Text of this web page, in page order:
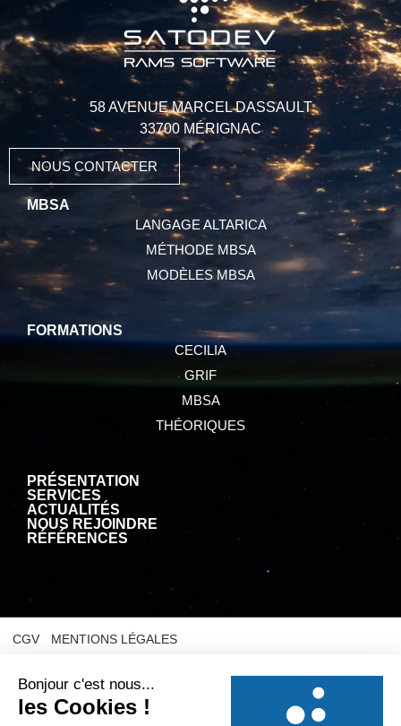
MBSA
LANGAGE ALTARICA
MÉTHODE MBSA
MODÈLES MBSA
58 AVENUE MARCEL DASSAULT
33700 MÉRIGNAC
NOUS CONTACTER
FORMATIONS
CECILIA
GRIF
MBSA
THÉORIQUES
PRÉSENTATION
SERVICES
ACTUALITÉS
NOUS REJOINDRE
RÉFÉRENCES
CGV
MENTIONS LÉGALES
POLITIQUE RELATIVE AUX COOKIES
© 2025 SATODEV – Creation site web EEnov agence web Bordeaux